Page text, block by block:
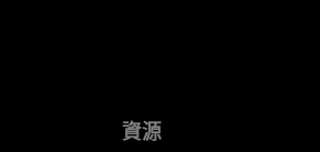
資源